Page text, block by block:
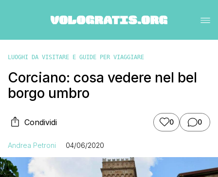
LUOGHI DA VISITARE E GUIDE PER VIAGGIARE
Corciano: cosa vedere nel bel
borgo umbro
Condividi 0 0
Andrea Petroni 04/06/2020